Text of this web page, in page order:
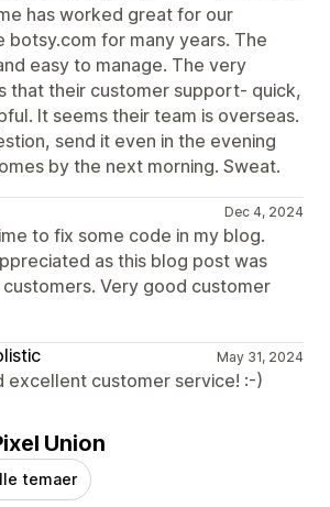
has worked great for our
botsy.com for many years. The
easy to manage. The very
that their customer support- quick,
It seems their team is overseas.
send it even in the evening
by the next morning. Sweat.
Dec 4, 2024
to fix some code in my blog.
as this blog post was
Very good customer
May 31, 2024
excellent customer service! :-)
Union
temaer